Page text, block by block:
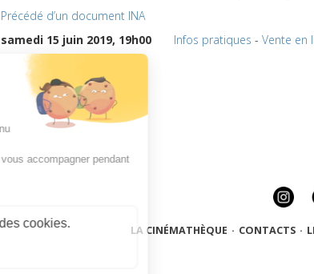
Précédé d’un document INA
samedi 15 juin 2019, 19h00
Infos pratiques - Vente en
LA CINÉMATHÈQUE · CONTACTS ·